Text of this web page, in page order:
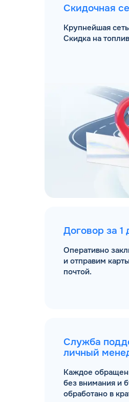
Скидочная
Крупнейшая
Скидка на
Договор за 1
Оперативно
и отправим
почтой.
Служба
личный
Каждое
без внимания и
обработано в